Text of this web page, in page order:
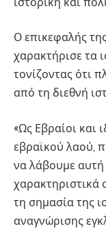
Ο επικεφαλής
χαρακτήρισε τα
τονίζοντας ότι
από τη διεθνή
«Ως Εβραίοι και
εβραϊκού λαού,
να λάβουμε
χαρακτηριστικά
τη σημασία της
αναγνώρισης